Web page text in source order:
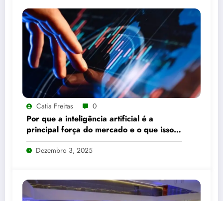
Catia Freitas 0
Por que a inteligência artificial é a
principal força do mercado e o que isso
significa para seus investimentos
Dezembro 3, 2025